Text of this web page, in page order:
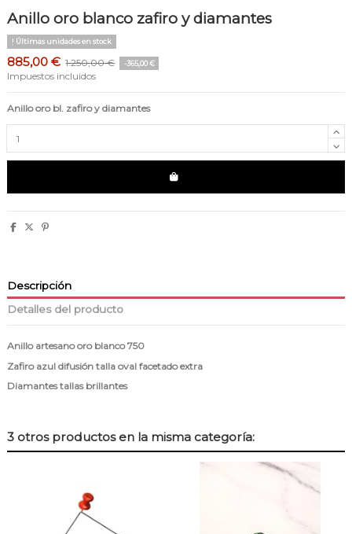
Anillo oro blanco zafiro y diamantes
Últimas unidades en stock
885,00 € 1.250,00 € -365,00 €
Impuestos incluidos
Anillo oro bl. zafiro y diamantes
Descripción
Detalles del producto
Anillo artesano oro blanco 750
Zafiro azul difusión talla oval facetado extra
Diamantes tallas brillantes
3 otros productos en la misma categoría: